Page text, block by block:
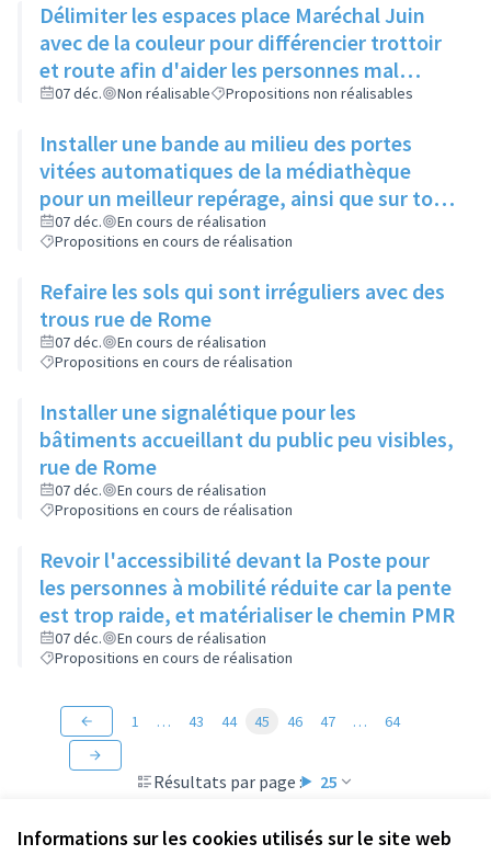
Informations sur les cookies utilisés sur le site web
Délimiter les espaces place Maréchal Juin
avec de la couleur pour différencier trottoir
et route afin d'aider les personnes mal
voyantes
07 déc. Non réalisable Propositions non réalisables
Installer une bande au milieu des portes
vitées automatiques de la médiathèque
pour un meilleur repérage, ainsi que sur tous
les bâtiments municipaux
07 déc.
En cours de réalisation
Propositions en cours de réalisation
Refaire les sols qui sont irréguliers avec des
trous rue de Rome
07 déc.
En cours de réalisation
Propositions en cours de réalisation
Installer une signalétique pour les
bâtiments accueillant du public peu visibles,
rue de Rome
07 déc.
En cours de réalisation
Propositions en cours de réalisation
Revoir l'accessibilité devant la Poste pour
les personnes à mobilité réduite car la pente
est trop raide, et matérialiser le chemin PMR
07 déc.
En cours de réalisation
Propositions en cours de réalisation
Résultats par page : 25
1 … 43 44 45 46 47 … 64